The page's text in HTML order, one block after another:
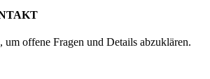
offene Fragen und Details abzuklären.